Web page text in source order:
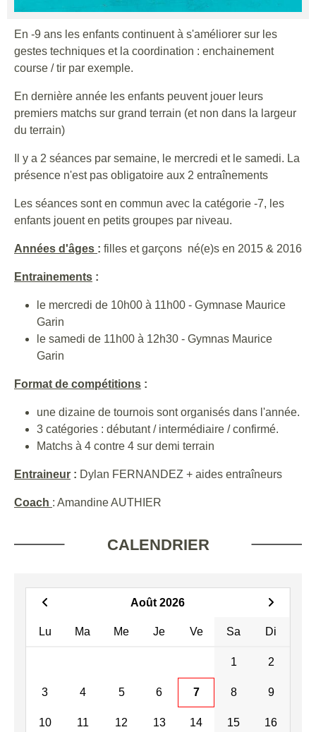
En -9 ans les enfants continuent à s'améliorer sur les
gestes techniques et la coordination : enchainement
course / tir par exemple.
En dernière année les enfants peuvent jouer leurs
premiers matchs sur grand terrain (et non dans la largeur
du terrain)
Il y a 2 séances par semaine, le mercredi et le samedi. La
présence n'est pas obligatoire aux 2 entraînements
Les séances sont en commun avec la catégorie -7, les
enfants jouent en petits groupes par niveau.
Années d'âges : filles et garçons né(e)s en 2015 & 2016
Entrainements :
le mercredi de 10h00 à 11h00 - Gymnase Maurice
Garin
le samedi de 11h00 à 12h30 - Gymnas Maurice
Garin
Format de compétitions :
une dizaine de tournois sont organisés dans l'année.
3 catégories : débutant / intermédiaire / confirmé.
Matchs à 4 contre 4 sur demi terrain
Entraineur : Dylan FERNANDEZ + aides entraîneurs
Coach : Amandine AUTHIER
CALENDRIER
Août 2026
Lu Ma Me Je Ve Sa Di
1 2
3 4 5 6 7 8 9
10 11 12 13 14 15 16